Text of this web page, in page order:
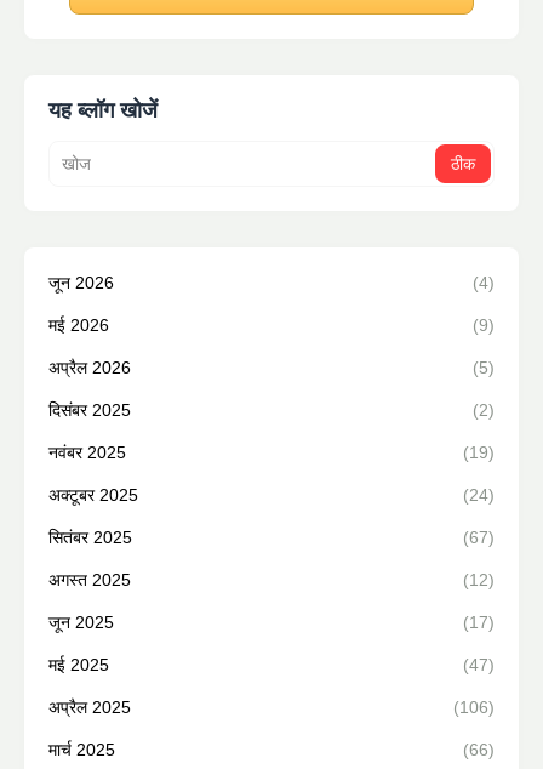
यह ब्लॉग खोजें
जून 2026 (4)
मई 2026 (9)
अप्रैल 2026 (5)
दिसंबर 2025 (2)
नवंबर 2025 (19)
अक्टूबर 2025 (24)
सितंबर 2025 (67)
अगस्त 2025 (12)
जून 2025 (17)
मई 2025 (47)
अप्रैल 2025 (106)
मार्च 2025 (66)